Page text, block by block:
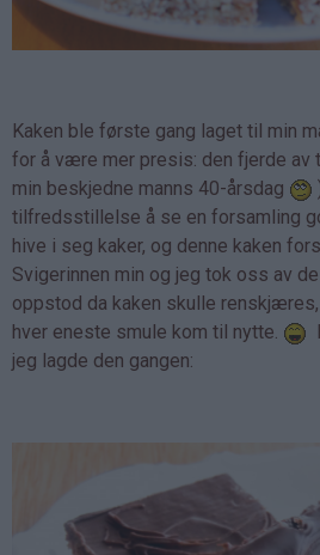
Kaken ble første gang laget til min
for å være mer presis: den fjerde av
min beskjedne manns 40-årsdag
tilfredsstillelse å se en forsamling
hive i seg kaker, og denne kaken
Svigerinnen min og jeg tok oss av
oppstod da kaken skulle
hver eneste smule kom til nytte.
jeg lagde den gangen: